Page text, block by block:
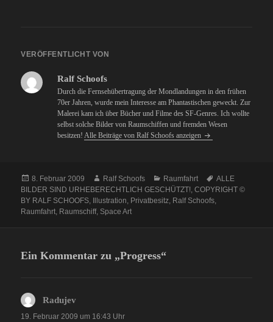
VERÖFFENTLICHT VON
Ralf Schoofs
Durch die Fernsehübertragung der Mondlandungen in den frühen
70er Jahren, wurde mein Interesse am Phantastischen geweckt. Zur
Malerei kam ich über Bücher und Filme des SF-Genres. Ich wollte
selbst solche Bilder von Raumschiffen und fremden Wesen
besitzen!Alle Beiträge von Ralf Schoofs anzeigen
Veröffentlicht
am
8. Februar 2009 Autor
Ralf Schoofs Kategorien
Raumfahrt Schlagwörter
ALLE
BILDER SIND URHEBERECHTLICH GESCHÜTZT! ,COPYRIGHT ©
BY RALF SCHOOFS Illustration Privatbesitz Ralf Schoofs
Raumfahrt Raumschiff, Space Art
Ein Kommentar zu „Progress“
Radujev
19. Februar 2009 um 16:43 Uhr